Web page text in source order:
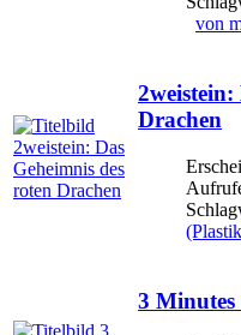
von
2weistein:
Drachen
3